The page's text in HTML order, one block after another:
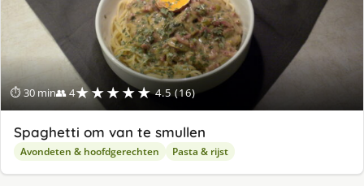
⏱ 30 min👥 4★★★★★ 4.5 (16)
Spaghetti om van te smullen
Avondeten & hoofdgerechten Pasta & rijst